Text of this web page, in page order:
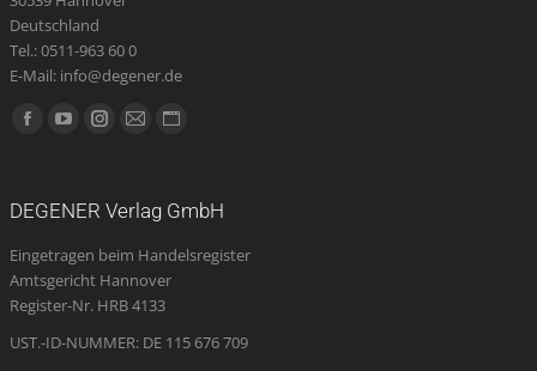
Deutschland
Tel.: 0511-963 60 0
E-Mail: info@degener.de
Finden Sie uns auf:
Facebook
new
window
YouTube
new
window
Instagram
new
window
E-
opens
in
new
Website
new
DEGENER Verlag GmbH
Eingetragen beim Handelsregister
Amtsgericht Hannover
Register-Nr. HRB 4133
UST.-ID-NUMMER: DE 115 676 709